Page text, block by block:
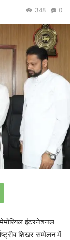
0
348
इंटरनेशनल
शिखर सम्मेलन में